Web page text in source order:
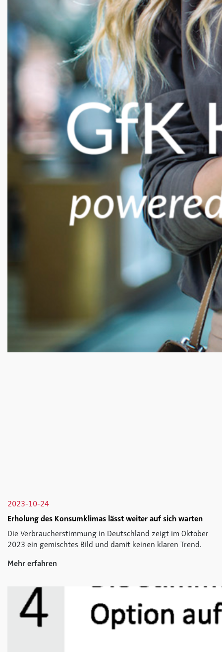
2023-10-24
Erholung des Konsumklimas lässt weiter auf sich warten
Die Verbraucherstimmung in Deutschland zeigt im Oktober
2023 ein gemischtes Bild und damit keinen klaren Trend.
Mehr erfahren